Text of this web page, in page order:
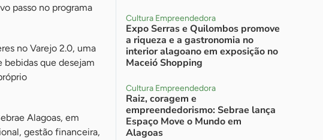
passo no programa
no Varejo 2.0, uma
que desejam
Alagoas, em
gestão financeira,
Cultura Empreendedora
Expo Serras e Quilombos promove
a riqueza e a gastronomia no
interior alagoano em exposição no
Maceió Shopping
Cultura Empreendedora
Raiz, coragem e
empreendedorismo: Sebrae lança
Espaço Move o Mundo em
Alagoas